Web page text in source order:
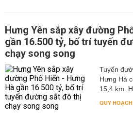
Hưng Yên sắp xây đường
gần 16.500 tỷ, bố trí tuyến
chạy song song
Tuyến
Hưng Hà
15,4 km.
QUY HOẠCH